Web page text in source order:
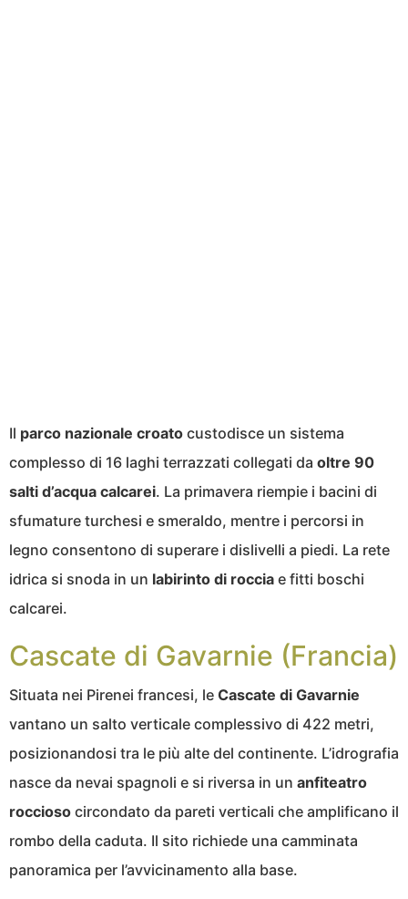
Il parco nazionale croato custodisce un sistema
complesso di 16 laghi terrazzati collegati da oltre 90
salti d’acqua calcarei. La primavera riempie i bacini di
sfumature turchesi e smeraldo, mentre i percorsi in
legno consentono di superare i dislivelli a piedi. La rete
idrica si snoda in un labirinto di roccia e fitti boschi
calcarei.
Cascate di Gavarnie (Francia)
Situata nei Pirenei francesi, le Cascate di Gavarnie
vantano un salto verticale complessivo di 422 metri,
posizionandosi tra le più alte del continente. L’idrografia
nasce da nevai spagnoli e si riversa in un anfiteatro
roccioso circondato da pareti verticali che amplificano il
rombo della caduta. Il sito richiede una camminata
panoramica per l’avvicinamento alla base.